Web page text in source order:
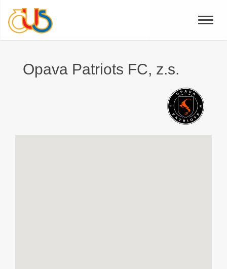
Toggle
Opava Patriots FC, z.s.